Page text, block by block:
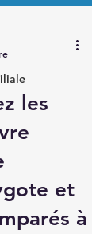
les
et
à